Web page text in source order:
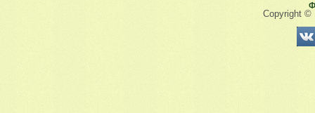
Copyright ©